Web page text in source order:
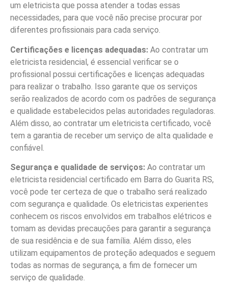
um eletricista que possa atender a todas essas
necessidades, para que você não precise procurar por
diferentes profissionais para cada serviço.
Certificações e licenças adequadas: Ao contratar um
eletricista residencial, é essencial verificar se o
profissional possui certificações e licenças adequadas
para realizar o trabalho. Isso garante que os serviços
serão realizados de acordo com os padrões de segurança
e qualidade estabelecidos pelas autoridades reguladoras.
Além disso, ao contratar um eletricista certificado, você
tem a garantia de receber um serviço de alta qualidade e
confiável.
Segurança e qualidade de serviços: Ao contratar um
eletricista residencial certificado em Barra do Guarita RS,
você pode ter certeza de que o trabalho será realizado
com segurança e qualidade. Os eletricistas experientes
conhecem os riscos envolvidos em trabalhos elétricos e
tomam as devidas precauções para garantir a segurança
de sua residência e de sua família. Além disso, eles
utilizam equipamentos de proteção adequados e seguem
todas as normas de segurança, a fim de fornecer um
serviço de qualidade.